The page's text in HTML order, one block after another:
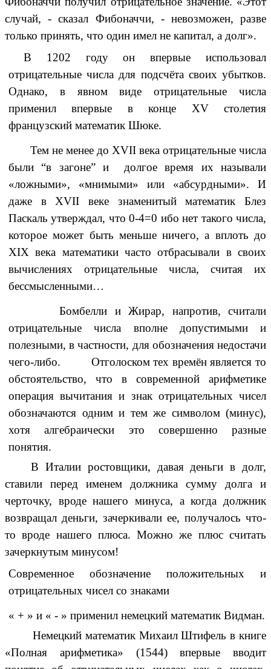
случай, - сказал Фибоначчи, - невозможен, разве
только принять, что один имел не капитал, а долг».
В 1202 году он впервые использовал
отрицательные числа для подсчёта своих убытков.
Однако, в явном виде отрицательные числа
применил впервые в конце XV столетия
французский математик Шюке.
Тем не менее до XVII века отрицательные числа
были “в загоне” и долгое время их называли
«ложными», «мнимыми» или «абсурдными». И
даже в XVII веке знаменитый математик Блез
Паскаль утверждал, что 0-4=0 ибо нет такого числа,
которое может быть меньше ничего, а вплоть до
XIX века математики часто отбрасывали в своих
вычислениях отрицательные числа, считая их
бессмысленными…
Бомбелли иЖирар, напротив, считали
отрицательные числа вполне допустимыми и
полезными, в частности, для обозначения недостачи
чего-либо. Отголоском тех времён является то
обстоятельство, что в современной арифметике
операция вычитания и знак отрицательных чисел
обозначаются одним и тем же символом (минус),
хотя алгебраически это совершенно разные
понятия.
В Италии ростовщики, давая деньги в долг,
ставили перед именем должника сумму долга и
черточку, вроде нашего минуса, а когда должник
возвращал деньги, зачеркивали ее, получалось что-
то вроде нашего плюса. Можно же плюс считать
зачеркнутым минусом!
Современное обозначение положительных и
отрицательных чисел со знаками
« + » и « - » применил немецкий математик Видман.
Немецкий математик Михаил Штифель в книге
«Полная арифметика» (1544) впервые вводит